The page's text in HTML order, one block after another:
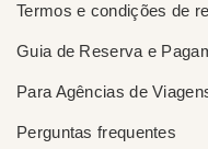
Termos e condições de
Guia de Reserva e
Para Agências de
Perguntas frequentes